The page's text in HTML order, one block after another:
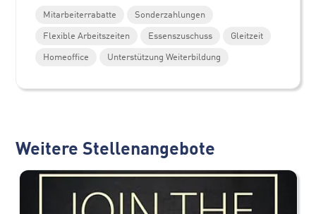
Mitarbeiterrabatte
Sonderzahlungen
Flexible Arbeitszeiten
Essenszuschuss
Gleitzeit
Homeoffice
Unterstützung Weiterbildung
Weitere Stellenangebote